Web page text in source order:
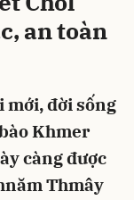
an toàn
mới, đời sống
Khmer
càng được
Thmây
Gửi